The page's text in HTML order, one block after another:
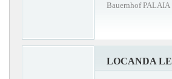
Bauernhof PALAIA
LOCANDA